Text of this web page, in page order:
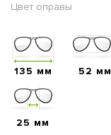
Цвет оправы
135 мм 52 мм
25 мм